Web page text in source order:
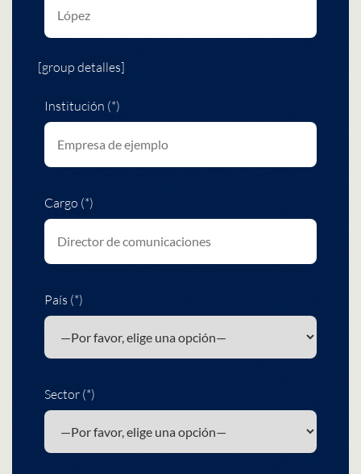
[group detalles]
Institución (*)
Cargo (*)
País (*)
Sector (*)